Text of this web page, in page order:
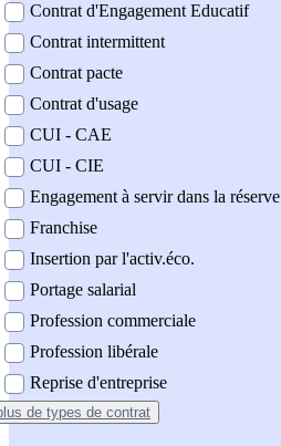
Contrat d'Engagement Educatif
Contrat intermittent
Contrat pacte
Contrat d'usage
CUI - CAE
CUI - CIE
Engagement à servir dans la réserve
Franchise
Insertion par l'activ.éco.
Portage salarial
Profession commerciale
Profession libérale
Reprise d'entreprise
de types de contrat